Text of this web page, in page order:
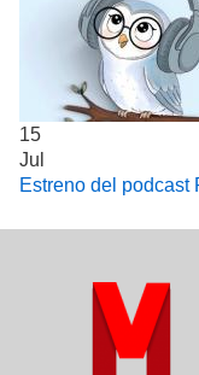
15
Jul
Estreno del podcast